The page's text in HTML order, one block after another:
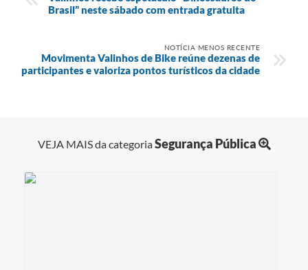
Brasil” neste sábado com entrada gratuita
NOTÍCIA MENOS RECENTE
Movimenta Valinhos de Bike reúne dezenas de
participantes e valoriza pontos turísticos da cidade
VEJA MAIS da categoriaSegurança Pública